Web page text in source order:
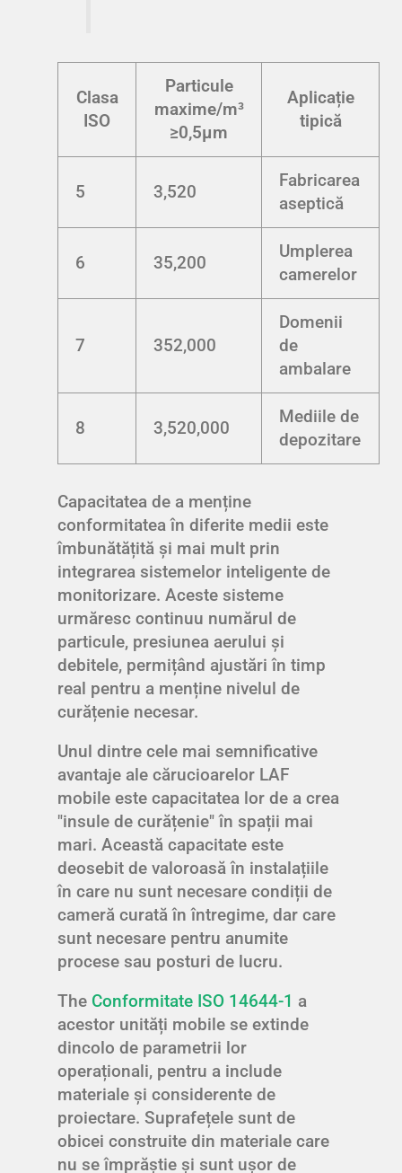
Clasa
ISO
Particule
maxime/m³
≥0,5µm
Aplicație
tipică
5 3,520
Fabricarea
aseptică
6 35,200
Umplerea
camerelor
7 352,000
Domenii
de
ambalare
8 3,520,000
Mediile de
depozitare
Capacitatea de a menține
conformitatea în diferite medii este
îmbunătățită și mai mult prin
integrarea sistemelor inteligente de
monitorizare. Aceste sisteme
urmăresc continuu numărul de
particule, presiunea aerului și
debitele, permițând ajustări în timp
real pentru a menține nivelul de
curățenie necesar.
Unul dintre cele mai semnificative
avantaje ale cărucioarelor LAF
mobile este capacitatea lor de a crea
"insule de curățenie" în spații mai
mari. Această capacitate este
deosebit de valoroasă în instalațiile
în care nu sunt necesare condiții de
cameră curată în întregime, dar care
sunt necesare pentru anumite
procese sau posturi de lucru.
The Conformitate ISO 14644-1 a
acestor unități mobile se extinde
dincolo de parametrii lor
operaționali, pentru a include
materiale și considerente de
proiectare. Suprafețele sunt de
obicei construite din materiale care
nu se împrăștie și sunt ușor de